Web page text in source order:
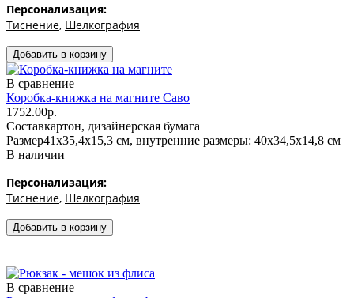
Персонализация:
Тиснение, Шелкография
В сравнение
Коробка-книжка на магните Саво
1752.00р.
Составкартон, дизайнерская бумага
Размер41х35,4х15,3 см, внутренние размеры: 40х34,5х14,8 см
В наличии
Персонализация:
Тиснение, Шелкография
В сравнение